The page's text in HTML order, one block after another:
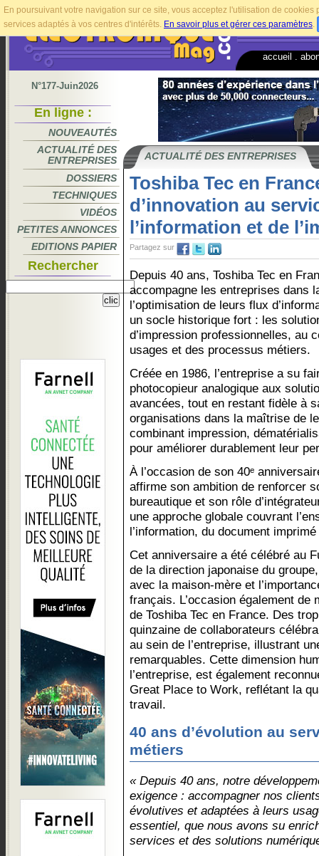
En poursuivant votre navigation sur ce site, vous acceptez l'utilisation de
services adaptés à vos centres d'intérêts. En savoir plus et gérer ces paramètres.
accueil
N°177-Juin2026
En ligne :
NOUVEAUTÉS
ACTUALITÉ DES
ENTREPRISES
DOSSIERS
TECHNIQUES
VIDÉOS
PETITES ANNONCES
EDITIONS PAPIER
Rechercher
ACTUALITÉ DES ENTREPRISES
Toshiba Tec en
d’innovation au
l’information et de
Partagez sur
Depuis 40 ans, Toshiba Tec en
accompagne les entreprises dans
l’optimisation de leurs flux
un socle historique fort : les
d’impression professionnelles, au
usages et des processus métiers.
Créée en 1986, l’entreprise a su
photocopieur analogique aux
avancées, tout en restant fidèle à
organisations dans la maîtrise de
combinant impression,
pour améliorer durablement leur
À l’occasion de son 40ᵉ
affirme son ambition de renforcer
bureautique et son rôle
une approche globale couvrant
l’information, du document
Cet anniversaire a été célébré au
de la direction japonaise du
avec la maison-mère et
français. L’occasion également de
de Toshiba Tec en France. Des
quinzaine de collaborateurs
au sein de l’entreprise, illustrant
remarquables. Cette dimension
l’entreprise, est également
Great Place to Work, reflétant la
travail.
40 ans d’évolution au
métiers
« Depuis 40 ans, notre
exigence : accompagner nos
évolutives et adaptées à leurs
essentiel, que nous avons su
services et des solutions